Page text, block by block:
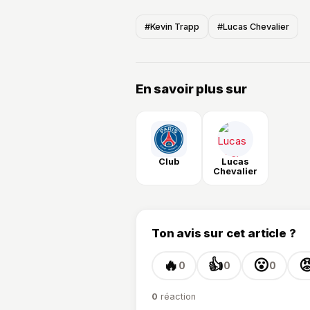
#Kevin Trapp #Lucas Chevalier
En savoir plus sur
Club
Lucas
Chevalier
Ton avis sur cet article ?
🔥 0 👍0 😮0
0 réaction